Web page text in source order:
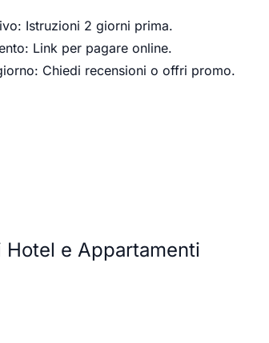
Istruzioni 2 giorni prima.
Link per pagare online.
Chiedi recensioni o offri promo.
e Appartamenti